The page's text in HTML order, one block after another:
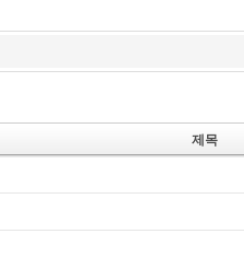
제목